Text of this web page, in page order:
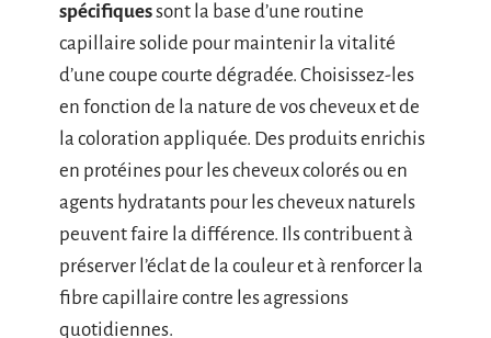
spécifiquessont la base d’une routine
capillaire solide pour maintenir la vitalité
d’une coupe courte dégradée. Choisissez-les
en fonction de la nature de vos cheveux et de
la coloration appliquée. Des produits enrichis
en protéines pour les cheveux colorés ou en
agents hydratants pour les cheveux naturels
peuvent faire la différence. Ils contribuent à
préserver l’éclat de la couleur et à renforcer la
fibre capillaire contre les agressions
quotidiennes.